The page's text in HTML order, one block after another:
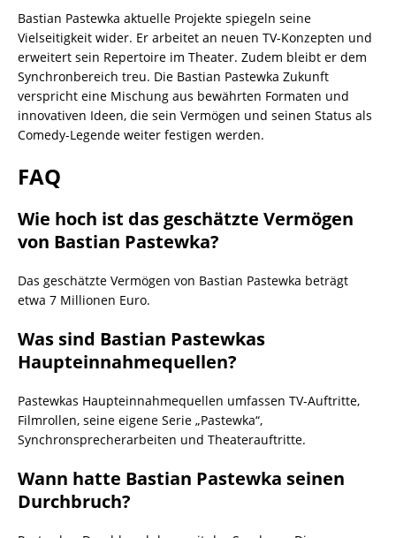
Bastian Pastewka aktuelle Projekte spiegeln seine
Vielseitigkeit wider. Er arbeitet an neuen TV-Konzepten und
erweitert sein Repertoire im Theater. Zudem bleibt er dem
Synchronbereich treu. Die Bastian Pastewka Zukunft
verspricht eine Mischung aus bewährten Formaten und
innovativen Ideen, die sein Vermögen und seinen Status als
Comedy-Legende weiter festigen werden.
FAQ
Wie hoch ist das geschätzte Vermögen
von Bastian Pastewka?
Das geschätzte Vermögen von Bastian Pastewka beträgt
etwa 7 Millionen Euro.
Was sind Bastian Pastewkas
Haupteinnahmequellen?
Pastewkas Haupteinnahmequellen umfassen TV-Auftritte,
Filmrollen, seine eigene Serie „Pastewka“,
Synchronsprecherarbeiten und Theaterauftritte.
Wann hatte Bastian Pastewka seinen
Durchbruch?